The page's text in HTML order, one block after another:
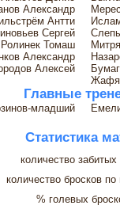
Александр
Антти
Сергей
Ролинек Томаш
Александр
Алексей
Главные
младший
Статистика
количество
количество бросков по
% голевых